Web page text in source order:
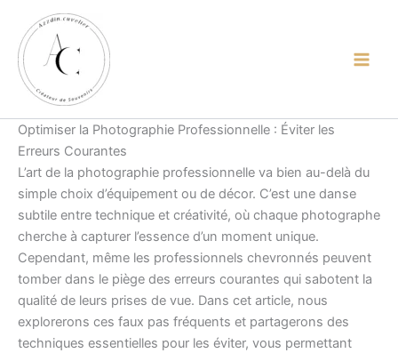
principal
contenu
Optimiser la Photographie Professionnelle : Éviter les
Erreurs Courantes
L’art de la photographie professionnelle va bien au-delà du
simple choix d’équipement ou de décor. C’est une danse
subtile entre technique et créativité, où chaque photographe
cherche à capturer l’essence d’un moment unique.
Cependant, même les professionnels chevronnés peuvent
tomber dans le piège des erreurs courantes qui sabotent la
qualité de leurs prises de vue. Dans cet article, nous
explorerons ces faux pas fréquents et partagerons des
techniques essentielles pour les éviter, vous permettant